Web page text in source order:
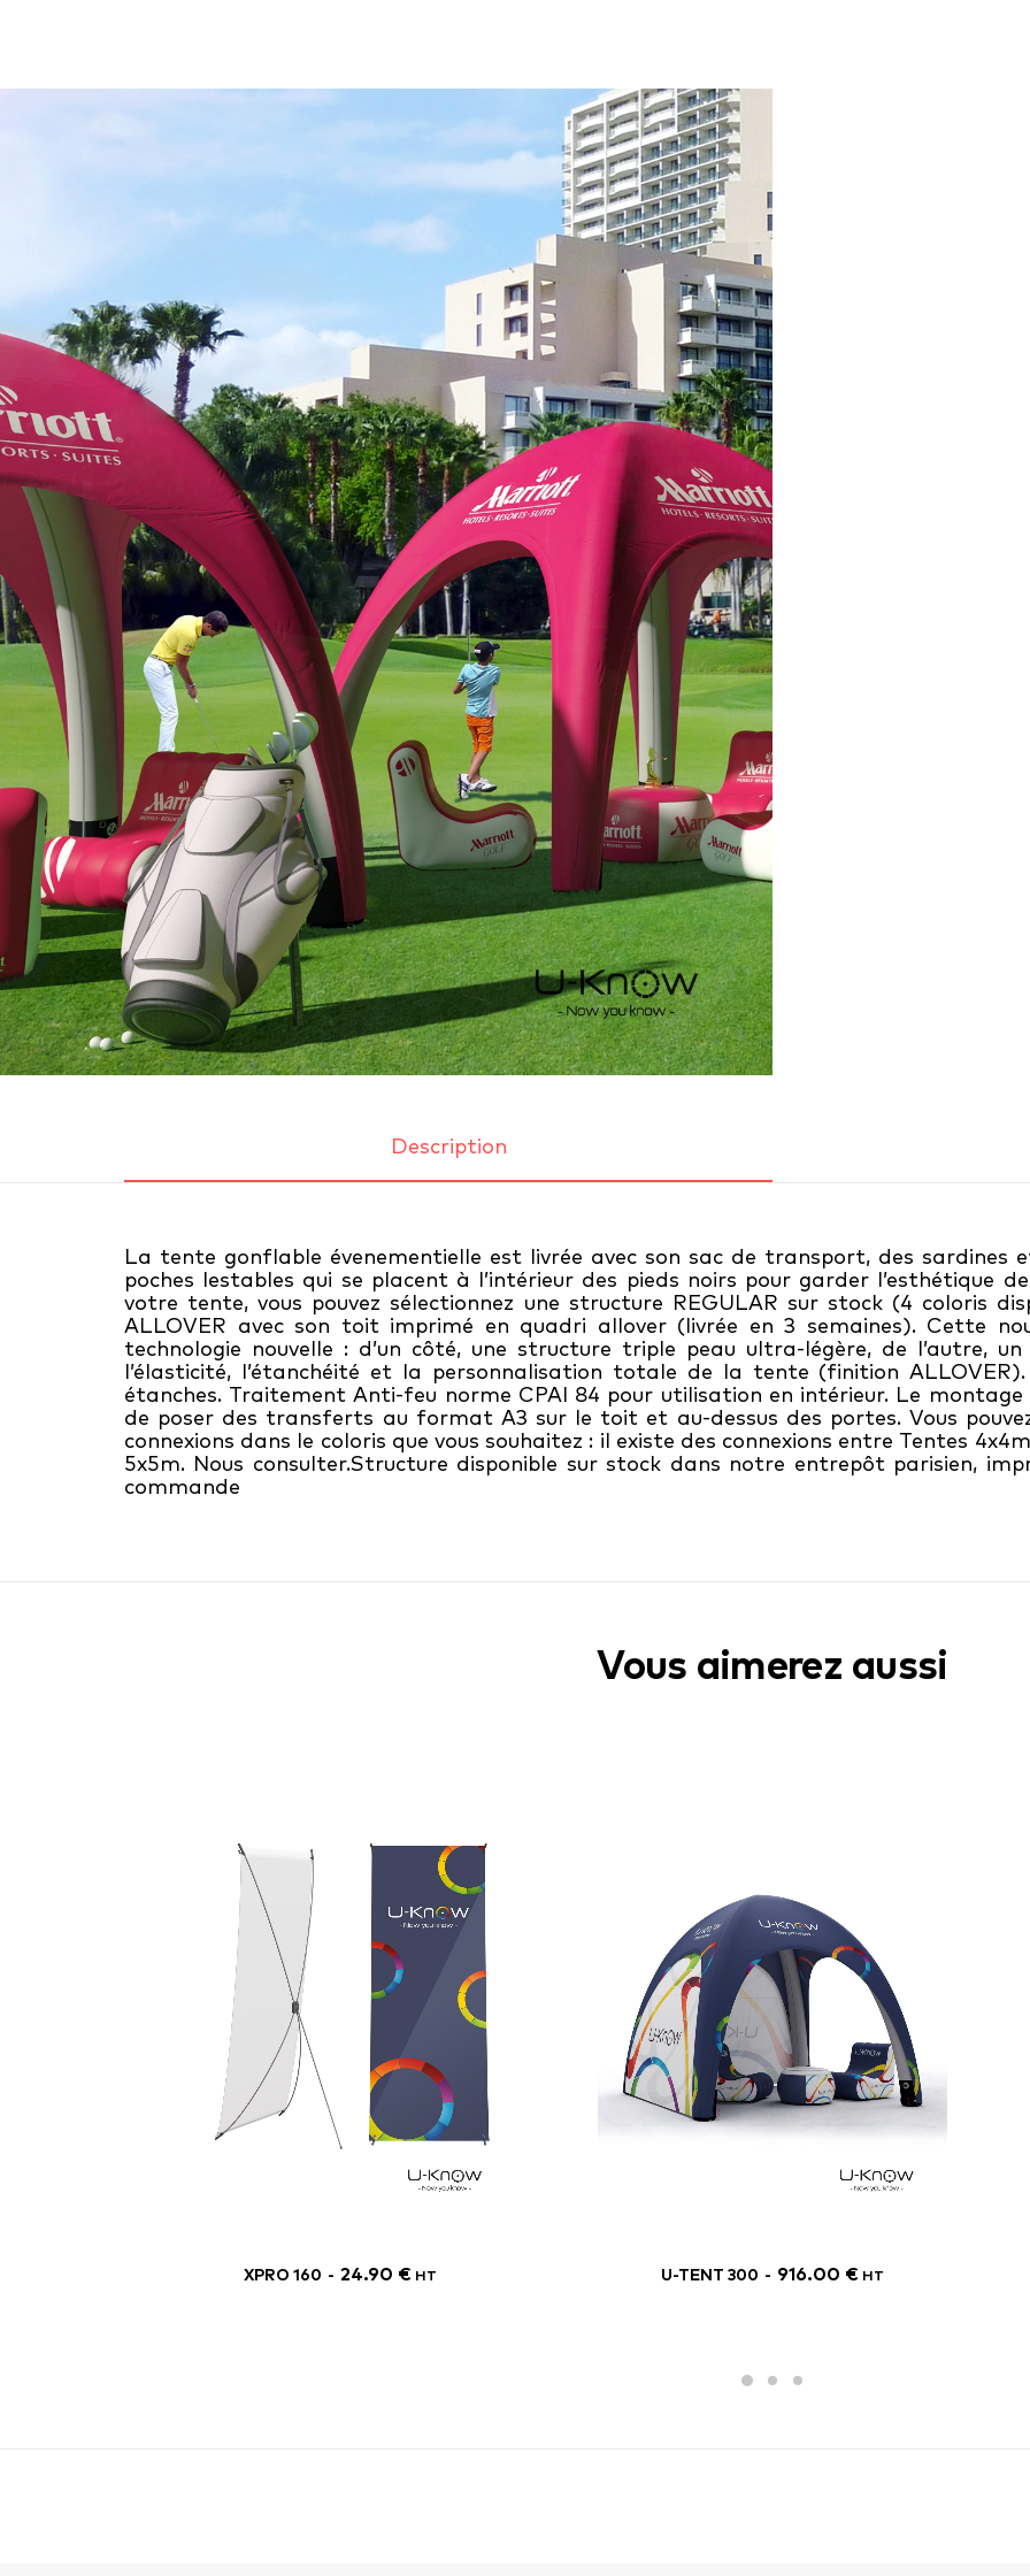
Description
La tente gonflable évenementielle est livrée avec son sac de transport, des sardines
poches lestables qui se placent à l’intérieur des pieds noirs pour garder l’esthétique
votre tente, vous pouvez sélectionnez une structure REGULAR sur stock (4 coloris
ALLOVER avec son toit imprimé en quadri allover (livrée en 3 semaines). Cette
technologie nouvelle : d’un côté, une structure triple peau ultra-légère, de l’autre,
l’élasticité, l’étanchéité et la personnalisation totale de la tente (finition
étanches. Traitement Anti-feu norme CPAI 84 pour utilisation en intérieur. Le
de poser des transferts au format A3 sur le toit et au-dessus des portes. Vous
connexions dans le coloris que vous souhaitez : il existe des connexions entre Tentes
5x5m. Nous consulter.Structure disponible sur stock dans notre entrepôt parisien,
commande
Vous aimerez aussi
XPRO 160 24.90 € HT U-TENT 300 916.00 € HT